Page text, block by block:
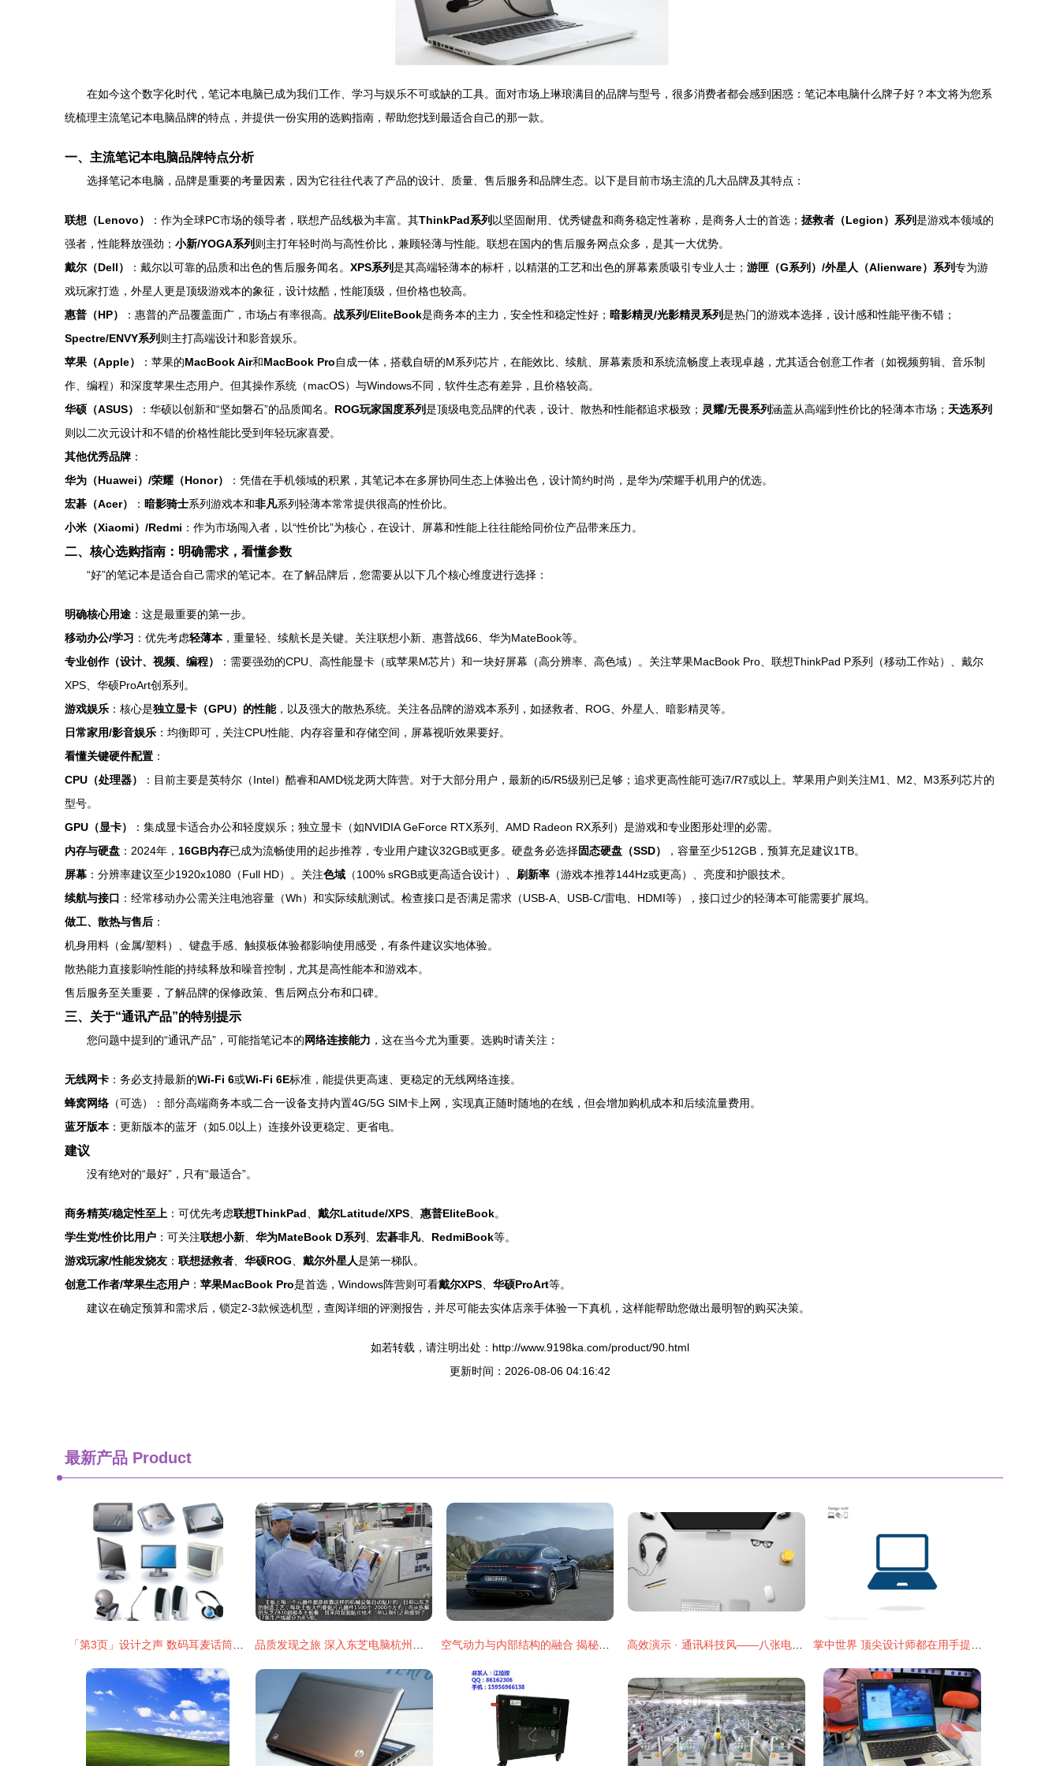
在如今这个数字化时代，笔记本电脑已成为我们工作、学习与娱乐不可或缺的工具。面对市场上琳琅满目的品牌与型号，很多消费者都会感到困惑：笔记本电脑什么牌子好？本文将为您系
统梳理主流笔记本电脑品牌的特点，并提供一份实用的选购指南，帮助您找到最适合自己的那一款。
一、主流笔记本电脑品牌特点分析
选择笔记本电脑，品牌是重要的考量因素，因为它往往代表了产品的设计、质量、售后服务和品牌生态。以下是目前市场主流的几大品牌及其特点：
联想（Lenovo） ：作为全球PC市场的领导者，联想产品线极为丰富。其ThinkPad系列 以坚固耐用、优秀键盘和商务稳定性著称，是商务人士的首选； 拯救者（Legion）系列是游戏本领域的
强者，性能释放强劲； 小新/YOGA系列 则主打年轻时尚与高性价比，兼顾轻薄与性能。联想在国内的售后服务网点众多，是其一大优势。
戴尔（Dell）
：戴尔以可靠的品质和出色的售后服务闻名。 XPS系列是其高端轻薄本的标杆，以精湛的工艺和出色的屏幕素质吸引专业人士； 游匣（G系列）/外星人（Alienware）系列专为游
戏玩家打造，外星人更是顶级游戏本的象征，设计炫酷，性能顶级，但价格也较高。
惠普（HP）
：惠普的产品覆盖面广，市场占有率很高。 战系列/EliteBook是商务本的主力，安全性和稳定性好； 暗影精灵/光影精灵系列是热门的游戏本选择，设计感和性能平衡不错；
Spectre/ENVY系列 则主打高端设计和影音娱乐。
苹果（Apple）
：苹果的MacBook Air和MacBook Pro自成一体，搭载自研的M系列芯片，在能效比、续航、屏幕素质和系统流畅度上表现卓越，尤其适合创意工作者（如视频剪辑、音乐制
作、编程）和深度苹果生态用户。但其操作系统（macOS）与Windows不同，软件生态有差异，且价格较高。
华硕（ASUS）
：华硕以创新和“坚如磐石”的品质闻名。 ROG玩家国度系列是顶级电竞品牌的代表，设计、散热和性能都追求极致； 灵耀/无畏系列涵盖从高端到性价比的轻薄本市场； 天选系列
则以二次元设计和不错的价格性能比受到年轻玩家喜爱。
其他优秀品牌 ：
华为（Huawei）/荣耀（Honor）
：凭借在手机领域的积累，其笔记本在多屏协同生态上体验出色，设计简约时尚，是华为/荣耀手机用户的优选。
宏碁（Acer）
： 暗影骑士系列游戏本和非凡系列轻薄本常常提供很高的性价比。
小米（Xiaomi）/Redmi ：作为市场闯入者，以“性价比”为核心，在设计、屏幕和性能上往往能给同价位产品带来压力。
二、核心选购指南：明确需求，看懂参数
“好”的笔记本是适合自己需求的笔记本。在了解品牌后，您需要从以下几个核心维度进行选择：
明确核心用途 ：这是最重要的第一步。
移动办公/学习 ：优先考虑轻薄本，重量轻、续航长是关键。关注联想小新、惠普战66、华为MateBook等。
专业创作（设计、视频、编程）
：需要强劲的CPU、高性能显卡（或苹果M芯片）和一块好屏幕（高分辨率、高色域）。关注苹果MacBook Pro、联想ThinkPad P系列（移动工作站）、戴尔
XPS、华硕ProArt创系列。
游戏娱乐 ：核心是独立显卡（GPU）的性能，以及强大的散热系统。关注各品牌的游戏本系列，如拯救者、ROG、外星人、暗影精灵等。
日常家用/影音娱乐 ：均衡即可，关注CPU性能、内存容量和存储空间，屏幕视听效果要好。
看懂关键硬件配置 ：
CPU（处理器）
：目前主要是英特尔（Intel）酷睿和AMD锐龙两大阵营。对于大部分用户，最新的i5/R5级别已足够；追求更高性能可选i7/R7或以上。苹果用户则关注M1、M2、M3系列芯片的
型号。
GPU（显卡）
：集成显卡适合办公和轻度娱乐；独立显卡（如NVIDIA GeForce RTX系列、AMD Radeon RX系列）是游戏和专业图形处理的必需。
内存与硬盘 ：2024年， 16GB内存已成为流畅使用的起步推荐，专业用户建议32GB或更多。硬盘务必选择固态硬盘（SSD）
，容量至少512GB，预算充足建议1TB。
屏幕 ：分辨率建议至少1920x1080（Full HD）。关注色域 （100% sRGB或更高适合设计）、 刷新率 （游戏本推荐144Hz或更高）、亮度和护眼技术。
续航与接口 ：经常移动办公需关注电池容量（Wh）和实际续航测试。检查接口是否满足需求（USB-A、USB-C/雷电、HDMI等），接口过少的轻薄本可能需要扩展坞。
做工、散热与售后 ：
机身用料（金属/塑料）、键盘手感、触摸板体验都影响使用感受，有条件建议实地体验。
散热能力直接影响性能的持续释放和噪音控制，尤其是高性能本和游戏本。
售后服务至关重要，了解品牌的保修政策、售后网点分布和口碑。
三、关于“通讯产品”的特别提示
您问题中提到的“通讯产品”，可能指笔记本的网络连接能力 ，这在当今尤为重要。选购时请关注：
无线网卡 ：务必支持最新的Wi-Fi 6或Wi-Fi 6E标准，能提供更高速、更稳定的无线网络连接。
蜂窝网络 （可选）：部分高端商务本或二合一设备支持内置4G/5G SIM卡上网，实现真正随时随地的在线，但会增加购机成本和后续流量费用。
蓝牙版本：更新版本的蓝牙（如5.0以上）连接外设更稳定、更省电。
建议
没有绝对的“最好”，只有“最适合”。
商务精英/稳定性至上 ：可优先考虑联想ThinkPad 戴尔Latitude/XPS 惠普EliteBook。
学生党/性价比用户 ：可关注联想小新 华为MateBook D系列 宏碁非凡、 RedmiBook等。
游戏玩家/性能发烧友 ： 联想拯救者 华硕ROG 戴尔外星人是第一梯队。
创意工作者/苹果生态用户 ： 苹果MacBook Pro是首选，Windows阵营则可看戴尔XPS 华硕ProArt等。
建议在确定预算和需求后，锁定2-3款候选机型，查阅详细的评测报告，并尽可能去实体店亲手体验一下真机，这样能帮助您做出最明智的购买决策。
如若转载，请注明出处：http://www.9198ka.com/product/90.html
更新时间：2026-08-06 04:16:42
最新产品 Product